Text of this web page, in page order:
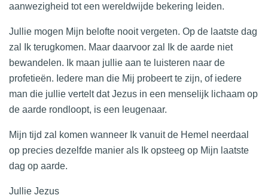
aanwezigheid tot een wereldwijde bekering leiden.
Jullie mogen Mijn belofte nooit vergeten. Op de laatste dag
zal Ik terugkomen. Maar daarvoor zal Ik de aarde niet
bewandelen. Ik maan jullie aan te luisteren naar de
profetieën. Iedere man die Mij probeert te zijn, of iedere
man die jullie vertelt dat Jezus in een menselijk lichaam op
de aarde rondloopt, is een leugenaar.
Mijn tijd zal komen wanneer Ik vanuit de Hemel neerdaal
op precies dezelfde manier als Ik opsteeg op Mijn laatste
dag op aarde.
Jullie Jezus